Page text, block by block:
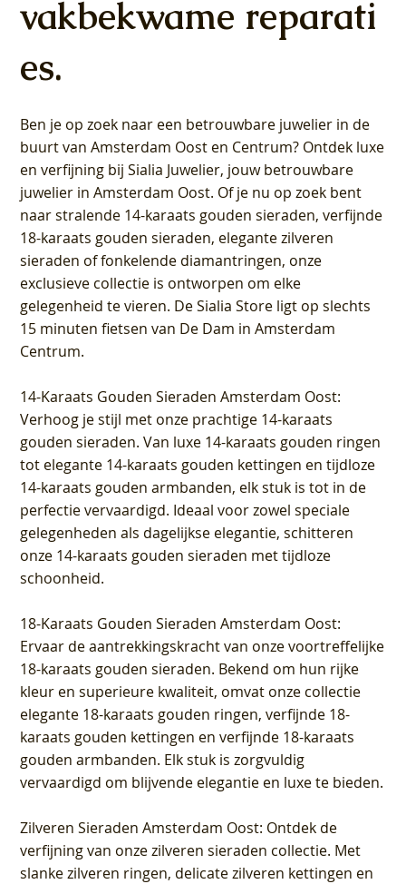
vakbekwame reparati
es.
Ben je op zoek naar een betrouwbare juwelier in de
buurt van Amsterdam Oost en Centrum? Ontdek luxe
en verfijning bij Sialia Juwelier, jouw betrouwbare
juwelier in Amsterdam Oost. Of je nu op zoek bent
naar stralende 14-karaats gouden sieraden, verfijnde
18-karaats gouden sieraden, elegante zilveren
sieraden of fonkelende diamantringen, onze
exclusieve collectie is ontworpen om elke
gelegenheid te vieren. De Sialia Store ligt op slechts
15 minuten fietsen van De Dam in Amsterdam
Centrum.
14-Karaats Gouden Sieraden Amsterdam Oost:
Verhoog je stijl met onze prachtige 14-karaats
gouden sieraden. Van luxe 14-karaats gouden ringen
tot elegante 14-karaats gouden kettingen en tijdloze
14-karaats gouden armbanden, elk stuk is tot in de
perfectie vervaardigd. Ideaal voor zowel speciale
gelegenheden als dagelijkse elegantie, schitteren
onze 14-karaats gouden sieraden met tijdloze
schoonheid.
18-Karaats Gouden Sieraden Amsterdam Oost:
Ervaar de aantrekkingskracht van onze voortreffelijke
18-karaats gouden sieraden. Bekend om hun rijke
kleur en superieure kwaliteit, omvat onze collectie
elegante 18-karaats gouden ringen, verfijnde 18-
karaats gouden kettingen en verfijnde 18-karaats
gouden armbanden. Elk stuk is zorgvuldig
vervaardigd om blijvende elegantie en luxe te bieden.
Zilveren Sieraden Amsterdam Oost: Ontdek de
verfijning van onze zilveren sieraden collectie. Met
slanke zilveren ringen, delicate zilveren kettingen en